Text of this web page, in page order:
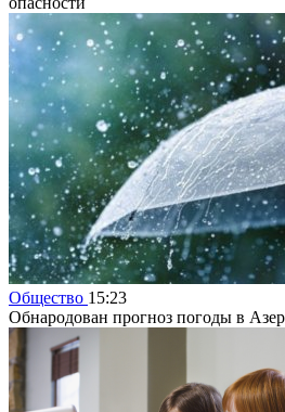
Общество 15:23
Обнародован прогноз погоды в